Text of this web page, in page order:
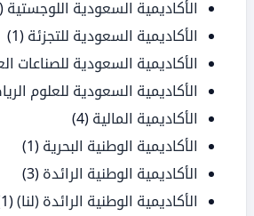
الأكاديمية السعودية اللوجستية (4)
الأكاديمية السعودية للتجزئة (1)
الأكاديمية السعودية للصناعات
الأكاديمية السعودية للعلوم
الأكاديمية المالية (4)
الأكاديمية الوطنية البحرية (1)
الأكاديمية الوطنية الرائدة (3)
الأكاديمية الوطنية الرائدة (لنا)(1)